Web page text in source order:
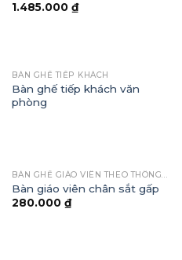
1.485.000 ₫
BÀN GHẾ TIẾP KHÁCH
Bàn ghế tiếp khách văn
phòng
BÀN GHẾ GIÁO VIÊN THEO THÔNG TƯ
Bàn giáo viên chân sắt gấp
280.000 ₫